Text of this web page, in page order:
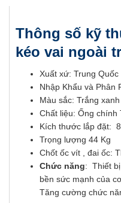
Thông số kỹ
kéo vai ngoài
Xuất xứ: Trung Quốc
Nhập Khẩu và Phân
Màu sắc: Trắng xanh
Chất liệu: Ống chính
Kích thước lắp đặt:
Trọng lượng 44 Kg
Chốt ốc vít , đai ốc:
Chức năng: Thiết
bền sức mạnh của
Tăng cường chức